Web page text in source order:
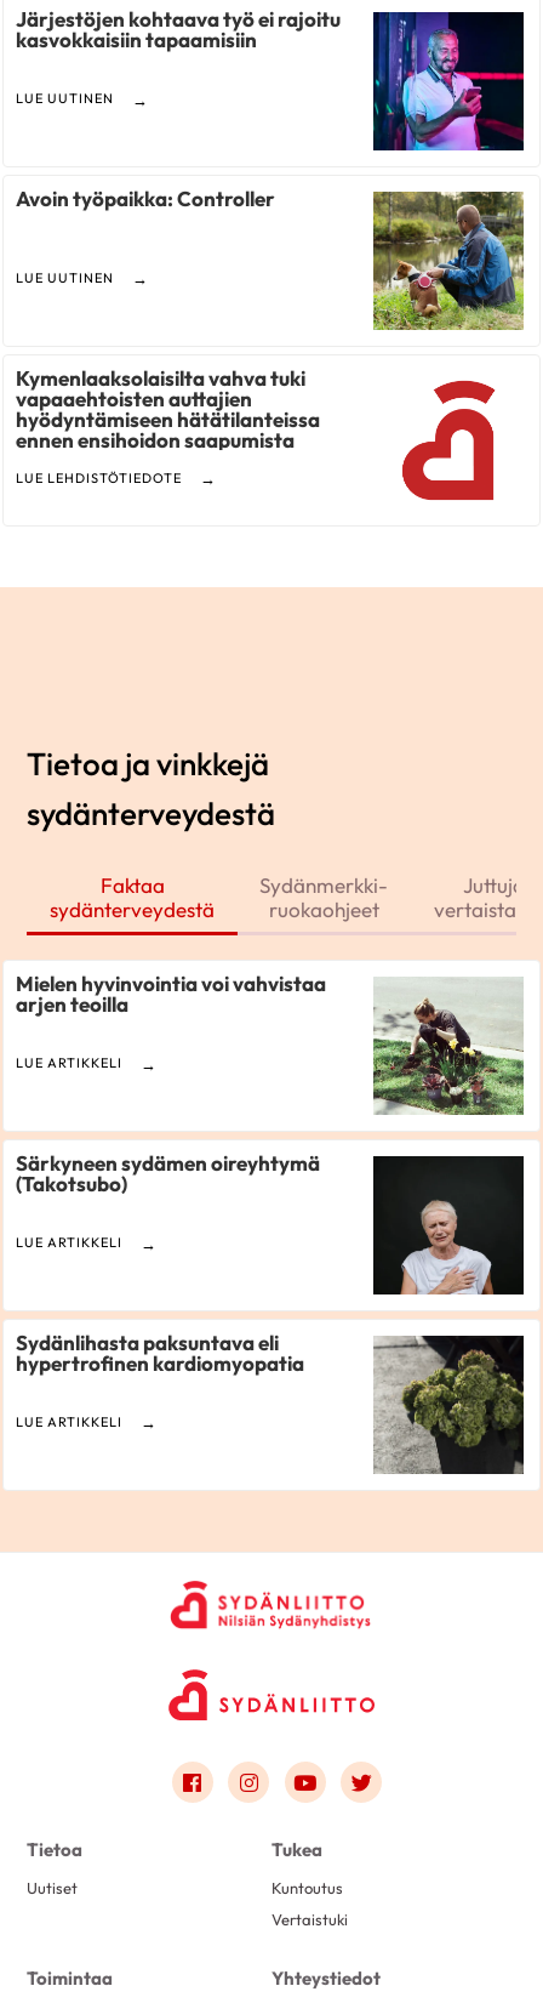
Järjestöjen kohtaava työ ei rajoitu
kasvokkaisiin tapaamisiin
LUE UUTINEN
Avoin työpaikka: Controller
LUE UUTINEN
Kymenlaaksolaisilta vahva tuki
vapaaehtoisten auttajien
hyödyntämiseen hätätilanteissa
ennen ensihoidon saapumista
LUE LEHDISTÖTIEDOTE
Tietoa ja vinkkejä
sydänterveydestä
Faktaa
sydänterveydestä
Sydänmerkki-
ruokaohjeet
Juttuja
Mielen hyvinvointia voi vahvistaa
arjen teoilla
LUE ARTIKKELI
Särkyneen sydämen oireyhtymä
(Takotsubo)
LUE ARTIKKELI
Sydänlihasta paksuntava eli
hypertrofinen kardiomyopatia
LUE ARTIKKELI
Link to facebook
Link to instagram
Link to youtube
Link to twitter
Tietoa
Uutiset
Tukea
Kuntoutus
Vertaistuki
Toimintaa Yhteystiedot